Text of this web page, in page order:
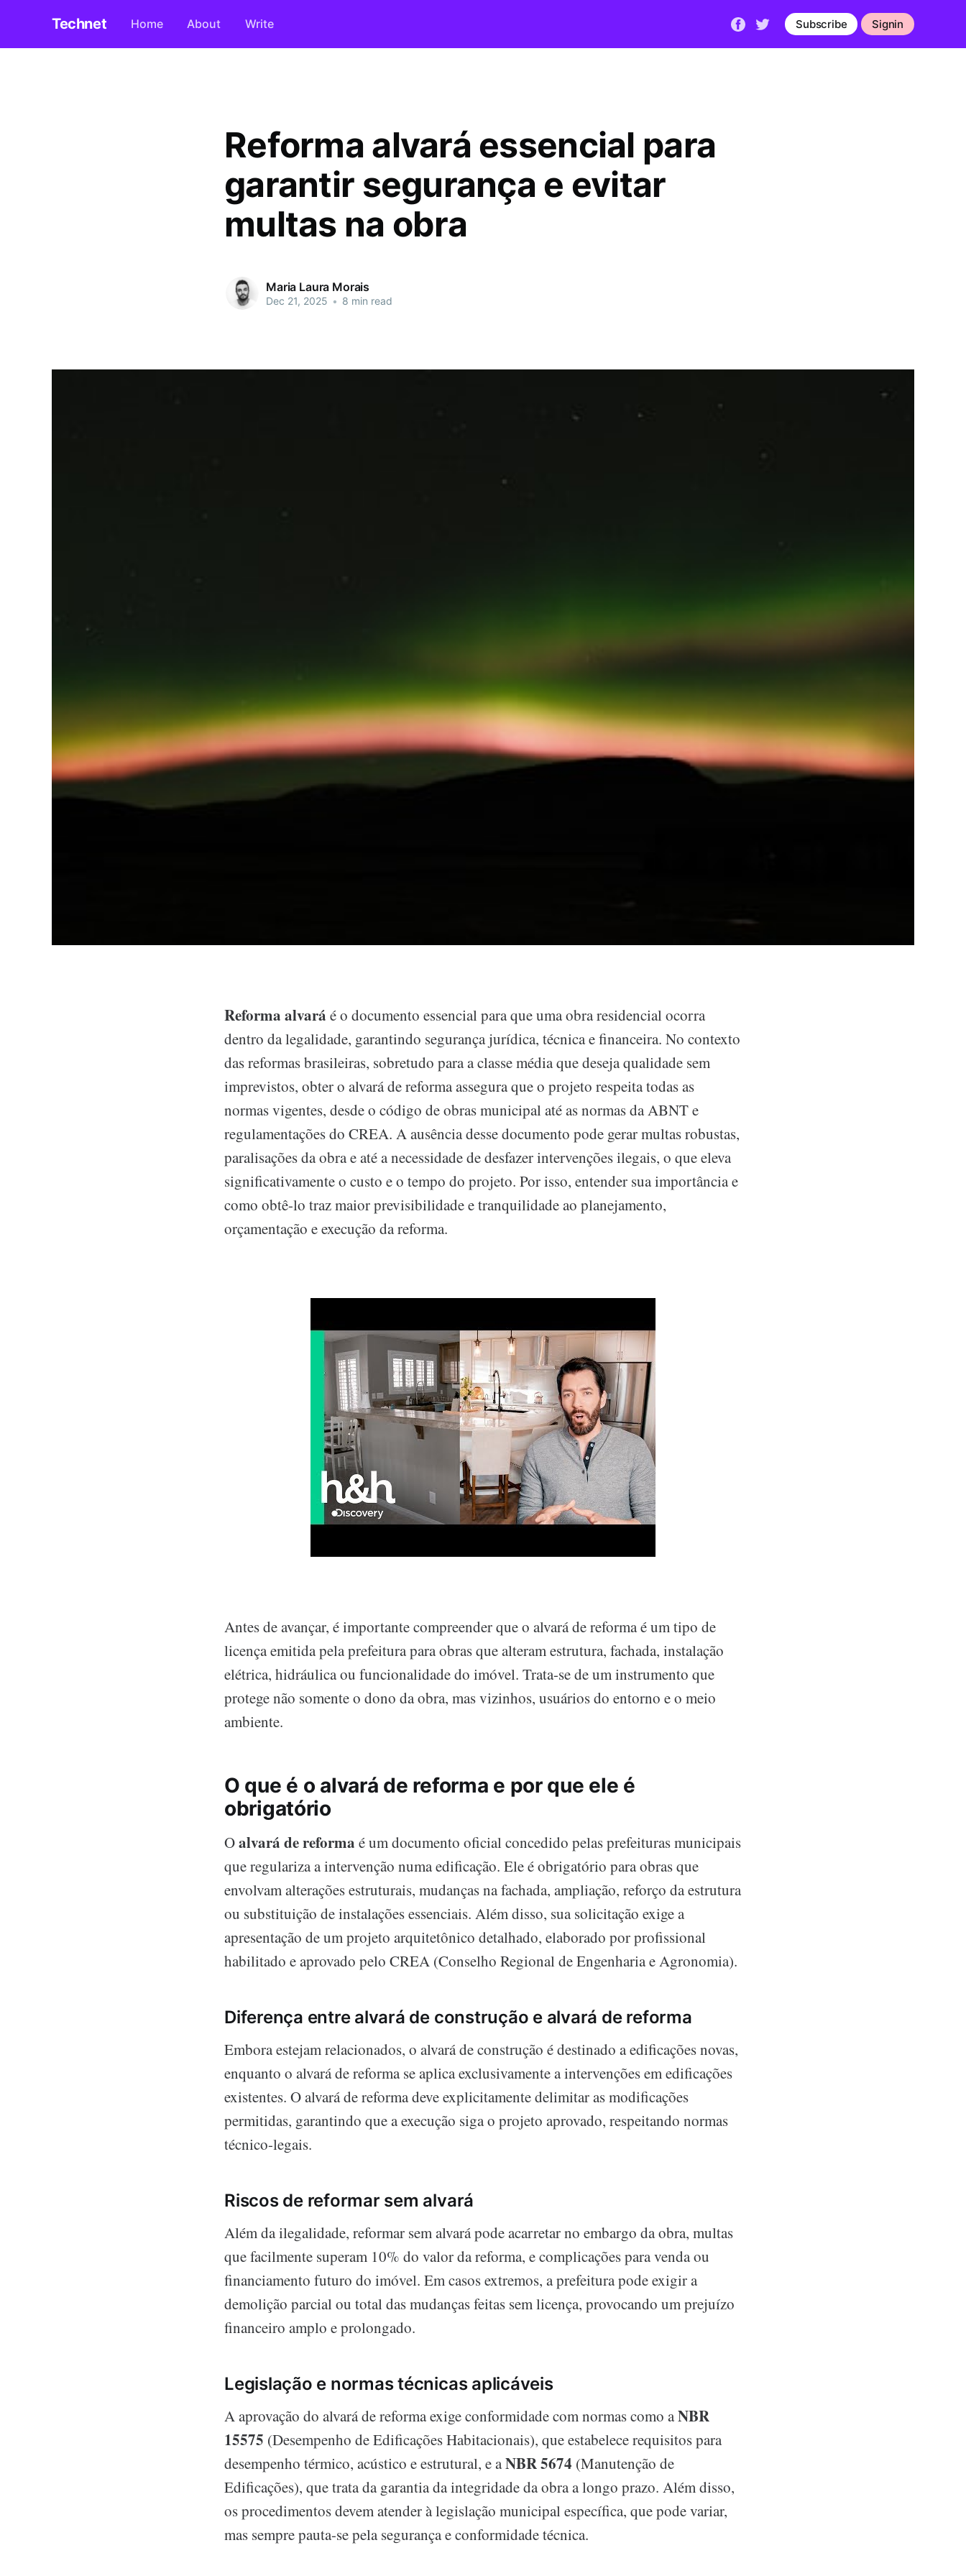
Technet Home About Write Subscribe Signin
Reforma alvará essencial para
garantir segurança e evitar
multas na obra
Maria Laura Morais
Dec 21, 2025 • 8 min read
Reforma alvará é o documento essencial para que uma obra residencial ocorra
dentro da legalidade, garantindo segurança jurídica, técnica e financeira. No contexto
das reformas brasileiras, sobretudo para a classe média que deseja qualidade sem
imprevistos, obter o alvará de reforma assegura que o projeto respeita todas as
normas vigentes, desde o código de obras municipal até as normas da ABNT e
regulamentações do CREA. A ausência desse documento pode gerar multas robustas,
paralisações da obra e até a necessidade de desfazer intervenções ilegais, o que eleva
significativamente o custo e o tempo do projeto. Por isso, entender sua importância e
como obtê-lo traz maior previsibilidade e tranquilidade ao planejamento,
orçamentação e execução da reforma.
Antes de avançar, é importante compreender que o alvará de reforma é um tipo de
licença emitida pela prefeitura para obras que alteram estrutura, fachada, instalação
elétrica, hidráulica ou funcionalidade do imóvel. Trata-se de um instrumento que
protege não somente o dono da obra, mas vizinhos, usuários do entorno e o meio
ambiente.
O que é o alvará de reforma e por que ele é
obrigatório
Oalvará de reforma é um documento oficial concedido pelas prefeituras municipais
que regulariza a intervenção numa edificação. Ele é obrigatório para obras que
envolvam alterações estruturais, mudanças na fachada, ampliação, reforço da estrutura
ou substituição de instalações essenciais. Além disso, sua solicitação exige a
apresentação de um projeto arquitetônico detalhado, elaborado por profissional
habilitado e aprovado pelo CREA (Conselho Regional de Engenharia e Agronomia).
Diferença entre alvará de construção e alvará de reforma
Embora estejam relacionados, o alvará de construção é destinado a edificações novas,
enquanto o alvará de reforma se aplica exclusivamente a intervenções em edificações
existentes. O alvará de reforma deve explicitamente delimitar as modificações
permitidas, garantindo que a execução siga o projeto aprovado, respeitando normas
técnico-legais.
Riscos de reformar sem alvará
Além da ilegalidade, reformar sem alvará pode acarretar no embargo da obra, multas
que facilmente superam 10% do valor da reforma, e complicações para venda ou
financiamento futuro do imóvel. Em casos extremos, a prefeitura pode exigir a
demolição parcial ou total das mudanças feitas sem licença, provocando um prejuízo
financeiro amplo e prolongado.
Legislação e normas técnicas aplicáveis
A aprovação do alvará de reforma exige conformidade com normas como aNBR
15575 (Desempenho de Edificações Habitacionais), que estabelece requisitos para
desempenho térmico, acústico e estrutural, e aNBR 5674 (Manutenção de
Edificações), que trata da garantia da integridade da obra a longo prazo. Além disso,
os procedimentos devem atender à legislação municipal específica, que pode variar,
mas sempre pauta-se pela segurança e conformidade técnica.